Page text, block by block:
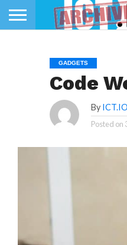
GADGETS
Code
By ICT.IO
Posted on